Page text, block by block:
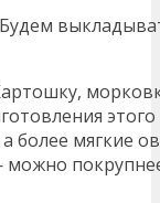
более мягкие